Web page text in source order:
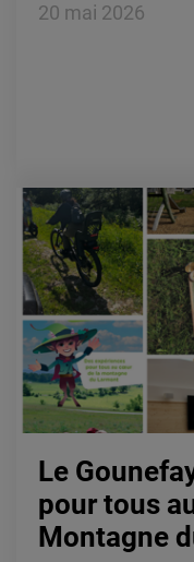
20 mai 2026
Les travaux du
Pontarlier ont
phase de
marquant ainsi
ce projet...
Lire la suite
Le
pour tous
Montagne